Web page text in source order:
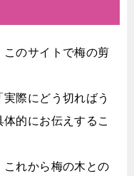
のサイトで梅の剪
際にどう切ればう
的にお伝えするこ
れから梅の木との